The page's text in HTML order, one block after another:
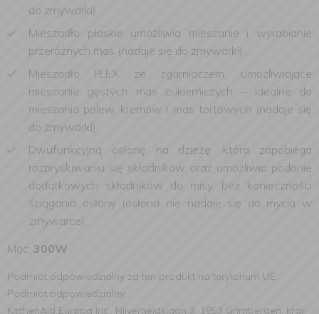
do zmywarki)
Mieszadło płaskie umożliwia mieszanie i wyrabianie
przeróżnych mas (nadaje się do zmywarki).
Mieszadło FLEX ze zgarniaczem, umożliwiające
mieszanie gęstych mas cukierniczych – idealne do
mieszania polew, kremów i mas tortowych (nadaje się
do zmywarki).
Dwufunkcyjną osłonę na dzieżę, która zapobiega
rozpryskiwaniu się składników oraz umożliwia podanie
dodatkowych składników do misy, bez konieczności
ściągania osłony (osłona nie nadaje się do mycia w
zmywarce).
Moc: 300W
Podmiot odpowiedzialny za ten produkt na terytorium UE:
Podmiot odpowiedzialny:
KitchenAid Europa Inc., Nijverheidslaan 3, 1853 Grimbergen, kraj: